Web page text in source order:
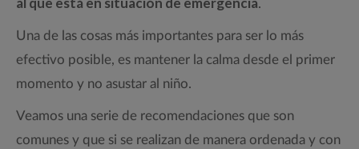
.
Una de las cosas más importantes para ser lo más
efectivo posible, es mantener la calma desde el primer
momento y no asustar al niño.
Veamos una serie de recomendaciones que son
comunes y que si se realizan de manera ordenada y con